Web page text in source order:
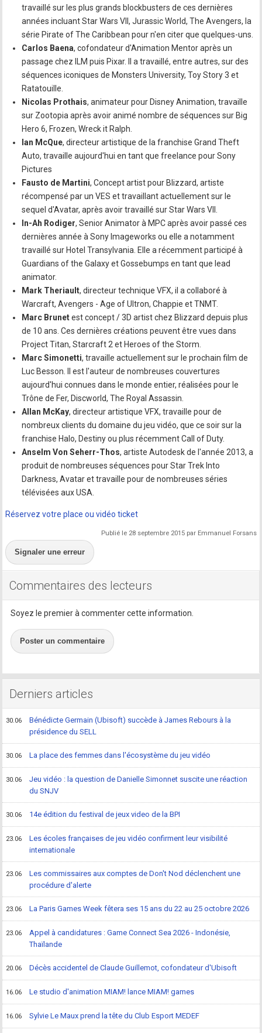
travaillé sur les plus grands blockbusters de ces dernières
années incluant Star Wars VII, Jurassic World, The Avengers, la
série Pirate of The Caribbean pour n'en citer que quelques-uns.
Carlos Baena, cofondateur d'Animation Mentor après un
passage chez ILM puis Pixar. Il a travaillé, entre autres, sur des
séquences iconiques de Monsters University, Toy Story 3 et
Ratatouille.
Nicolas Prothais, animateur pour Disney Animation, travaille
sur Zootopia après avoir animé nombre de séquences sur Big
Hero 6, Frozen, Wreck it Ralph.
Ian McQue, directeur artistique de la franchise Grand Theft
Auto, travaille aujourd'hui en tant que freelance pour Sony
Pictures
Fausto de Martini, Concept artist pour Blizzard, artiste
récompensé par un VES et travaillant actuellement sur le
sequel d'Avatar, après avoir travaillé sur Star Wars VII.
In-Ah Rodiger, Senior Animator à MPC après avoir passé ces
dernières année à Sony Imageworks ou elle a notamment
travaillé sur Hotel Transylvania. Elle a récemment participé à
Guardians of the Galaxy et Gossebumps en tant que lead
animator.
Mark Theriault, directeur technique VFX, il a collaboré à
Warcraft, Avengers - Age of Ultron, Chappie et TNMT.
Marc Brunetest concept / 3D artist chez Blizzard depuis plus
de 10 ans. Ces dernières créations peuvent être vues dans
Project Titan, Starcraft 2 et Heroes of the Storm.
Marc Simonetti, travaille actuellement sur le prochain film de
Luc Besson. Il est l'auteur de nombreuses couvertures
aujourd'hui connues dans le monde entier, réalisées pour le
Trône de Fer, Discworld, The Royal Assassin.
Allan McKay, directeur artistique VFX, travaille pour de
nombreux clients du domaine du jeu vidéo, que ce soir sur la
franchise Halo, Destiny ou plus récemment Call of Duty.
Anselm Von Seherr-Thos, artiste Autodesk de l'année 2013, a
produit de nombreuses séquences pour Star Trek Into
Darkness, Avatar et travaille pour de nombreuses séries
télévisées aux USA.
Réservez votre place ou vidéo ticket
Publié le 28 septembre 2015 par Emmanuel Forsans
Signaler une erreur
Commentaires des lecteurs
Soyez le premier à commenter cette information.
Poster un commentaire
Derniers articles
30.06
Bénédicte Germain (Ubisoft) succède à James Rebours à la
présidence du SELL
30.06 La place des femmes dans l'écosystème du jeu vidéo
30.06
Jeu vidéo : la question de Danielle Simonnet suscite une réaction
du SNJV
30.06 14e édition du festival de jeux video de la BPI
23.06
Les écoles françaises de jeu vidéo confirment leur visibilité
internationale
23.06
Les commissaires aux comptes de Don't Nod déclenchent une
procédure d'alerte
23.06 La Paris Games Week fêtera ses 15 ans du 22 au 25 octobre 2026
23.06
Appel à candidatures : Game Connect Sea 2026 - Indonésie,
Thaïlande
20.06 Décès accidentel de Claude Guillemot, cofondateur d'Ubisoft
16.06 Le studio d'animation MIAM! lance MIAM! games
16.06 Sylvie Le Maux prend la tête du Club Esport MEDEF